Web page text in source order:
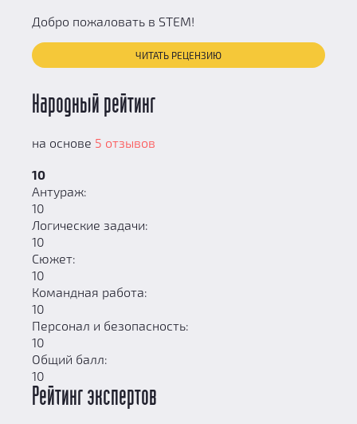
Добро пожаловать в STEM!
ЧИТАТЬ РЕЦЕНЗИЮ
Народный рейтинг
на основе 5 отзывов
10
Антураж:
10
Логические задачи:
10
Сюжет:
10
Командная работа:
10
Персонал и безопасность:
10
Общий балл:
10
Рейтинг экспертов